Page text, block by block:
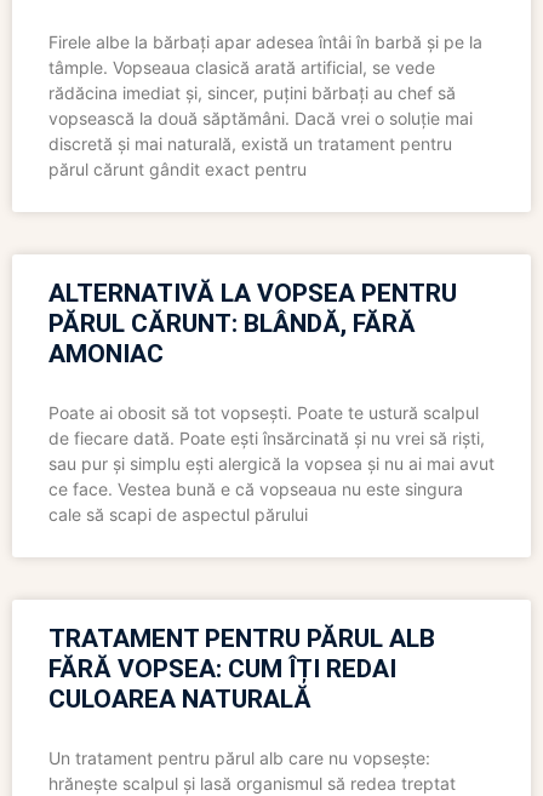
Firele albe la bărbați apar adesea întâi în barbă și pe la
tâmple. Vopseaua clasică arată artificial, se vede
rădăcina imediat și, sincer, puțini bărbați au chef să
vopsească la două săptămâni. Dacă vrei o soluție mai
discretă și mai naturală, există un tratament pentru
părul cărunt gândit exact pentru
ALTERNATIVĂ LA VOPSEA PENTRU
PĂRUL CĂRUNT: BLÂNDĂ, FĂRĂ
AMONIAC
Poate ai obosit să tot vopsești. Poate te ustură scalpul
de fiecare dată. Poate ești însărcinată și nu vrei să riști,
sau pur și simplu ești alergică la vopsea și nu ai mai avut
ce face. Vestea bună e că vopseaua nu este singura
cale să scapi de aspectul părului
TRATAMENT PENTRU PĂRUL ALB
FĂRĂ VOPSEA: CUM ÎȚI REDAI
CULOAREA NATURALĂ
Un tratament pentru părul alb care nu vopsește:
hrănește scalpul și lasă organismul să redea treptat